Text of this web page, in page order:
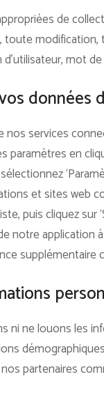
de
toute
mot
données
services
paramètres en
et sites web
puis cliquez sur
notre
supplémentaire
ni ne louons les
partenaires